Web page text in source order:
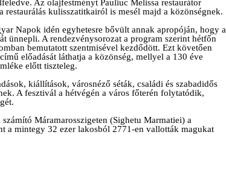
Az olajfestményt Pauliuc Melissa restaurátor
kulisszatitkairól is mesél majd a közönségnek.
Napok idén egyhetesre bővült annak apropóján, hogy a
ünnepli. A rendezvénysorozat a program szerint hétfőn
bemutatott szentmisével kezdődött. Ezt követően
előadását láthatja a közönség, mellyel a 130 éve
előtt tiszteleg.
kiállítások, városnéző séták, családi és szabadidős
A fesztivál a hétvégén a város főterén folytatódik,
Máramarosszigeten (Sighetu Marmatiei) a
a mintegy 32 ezer lakosból 2771-en vallották magukat